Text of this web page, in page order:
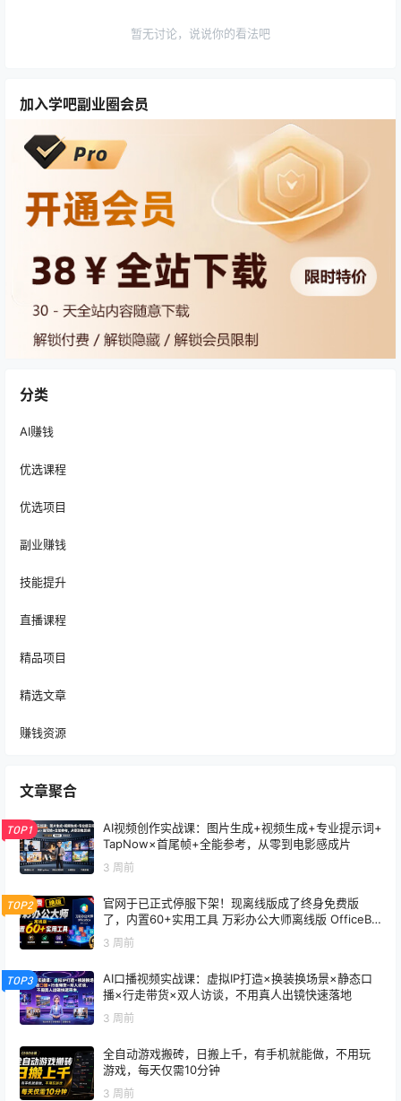
暂无讨论，说说你的看法吧
加入学吧副业圈会员
分类
AI赚钱
优选课程
优选项目
副业赚钱
技能提升
直播课程
精品项目
精选文章
赚钱资源
文章聚合
TOP1
AI视频创作实战课：图片生成+视频生成+专业提示词+
TapNow×首尾帧+全能参考，从零到电影感成片
3 周前
TOP2
官网于已正式停服下架！现离线版成了终身免费版
了，内置60+实用工具 万彩办公大师离线版 OfficeBo
3 周前
TOP3
AI口播视频实战课：虚拟IP打造×换装换场景×静态口
播×行走带货×双人访谈，不用真人出镜快速落地
3 周前
全自动游戏搬砖，日搬上千，有手机就能做，不用玩
游戏，每天仅需10分钟
3 周前